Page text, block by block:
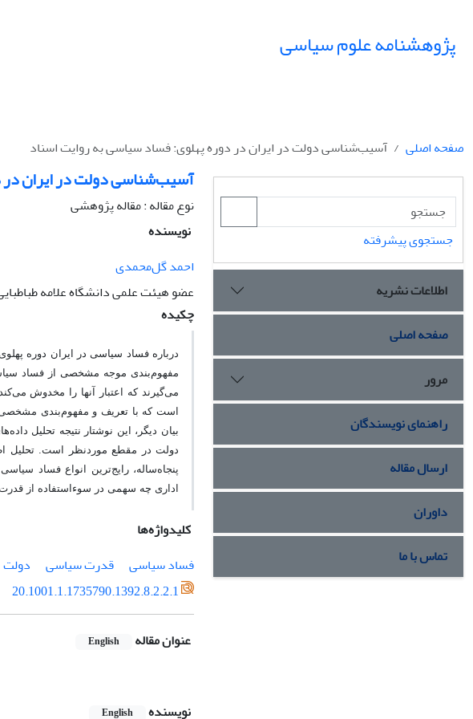
پژوهشنامه علوم سیاسی
صفحه اصلی آسیب‌شناسی دولت در ایران در دوره پهلوی: فساد سیاسی به روایت اسناد
آسیب‌شناسی دولت در ایران در
نوع مقاله : مقاله پژوهشی
نویسنده
احمد گل‌محمدی
عضو هیئت علمی دانشگاه علامه
چکیده
درباره فساد سیاسی در ایران دوره
مفهوم‌بندی موجه مشخصی از فساد
است که با تعریف و مفهوم‌بندی مشخصی
دولت در مقطع مورد‌نظر است. تحلیل
پنجاه‌ساله، رایج‌ترین انواع فساد
اداری چه سهمی در سوءاستفاده از
کلیدواژه‌ها
فساد سیاسی
قدرت سیاسی دولت
20.1001.1.1735790.1392.8.2.2.1
عنوان مقاله English
نویسنده English
جستجوی پیشرفته
اطلاعات نشریه
صفحه اصلی
مرور
راهنمای نویسندگان
ارسال مقاله
داوران
تماس با ما